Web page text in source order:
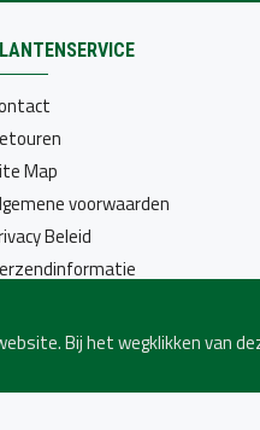
Map
voorwaarden
Beleid
Bij het wegklikken van